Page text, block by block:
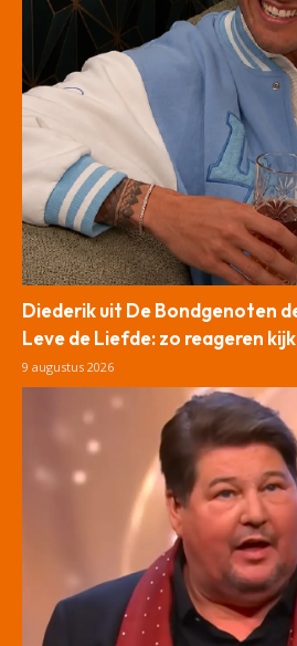
Diederik uit De Bondgenoten
Leve de Liefde: zo reageren
9 augustus 2026